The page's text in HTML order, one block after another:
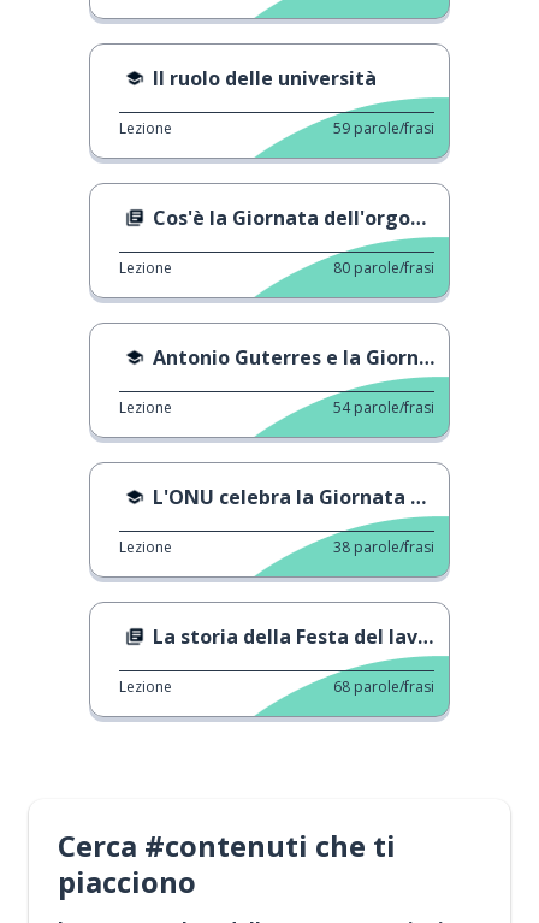
Il ruolo delle università
Lezione 59 parole/frasi
Cos'è la Giornata dell'orgoglio gay o LGBT?
Lezione 80 parole/frasi
Antonio Guterres e la Giornata dello spagnolo
Lezione 54 parole/frasi
L'ONU celebra la Giornata della Lingua Spagnola
Lezione 38 parole/frasi
La storia della Festa del lavoro
Lezione 68 parole/frasi
Cerca #contenuti che ti
piacciono